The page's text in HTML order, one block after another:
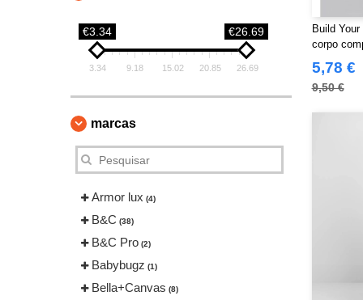
€3.34 €26.69
3.34 9.18 15.02 20.85 26.69
marcas
Armor lux (4)
B&C (38)
B&C Pro (2)
Babybugz (1)
Bella+Canvas (8)
Build
corpo
5,78 €
9,50 €